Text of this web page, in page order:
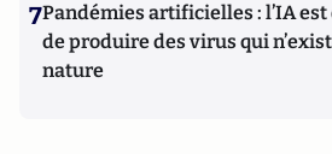
7Pandémies artificielles : l’IA
de produire des virus qui
nature